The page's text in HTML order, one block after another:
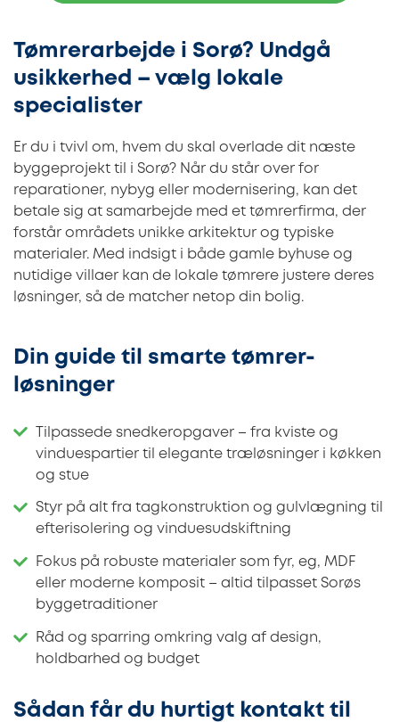
Tømrerarbejde i Sorø? Undgå
usikkerhed – vælg lokale
specialister
Er du i tvivl om, hvem du skal overlade dit næste
byggeprojekt til i Sorø? Når du står over for
reparationer, nybyg eller modernisering, kan det
betale sig at samarbejde med et tømrerfirma, der
forstår områdets unikke arkitektur og typiske
materialer. Med indsigt i både gamle byhuse og
nutidige villaer kan de lokale tømrere justere deres
løsninger, så de matcher netop din bolig.
Din guide til smarte tømrer-
løsninger
Tilpassede snedkeropgaver – fra kviste og
vinduespartier til elegante træløsninger i køkken
og stue
Styr på alt fra tagkonstruktion og gulvlægning til
efterisolering og vinduesudskiftning
Fokus på robuste materialer som fyr, eg, MDF
eller moderne komposit – altid tilpasset Sorøs
byggetraditioner
Råd og sparring omkring valg af design,
holdbarhed og budget
Sådan får du hurtigt kontakt til